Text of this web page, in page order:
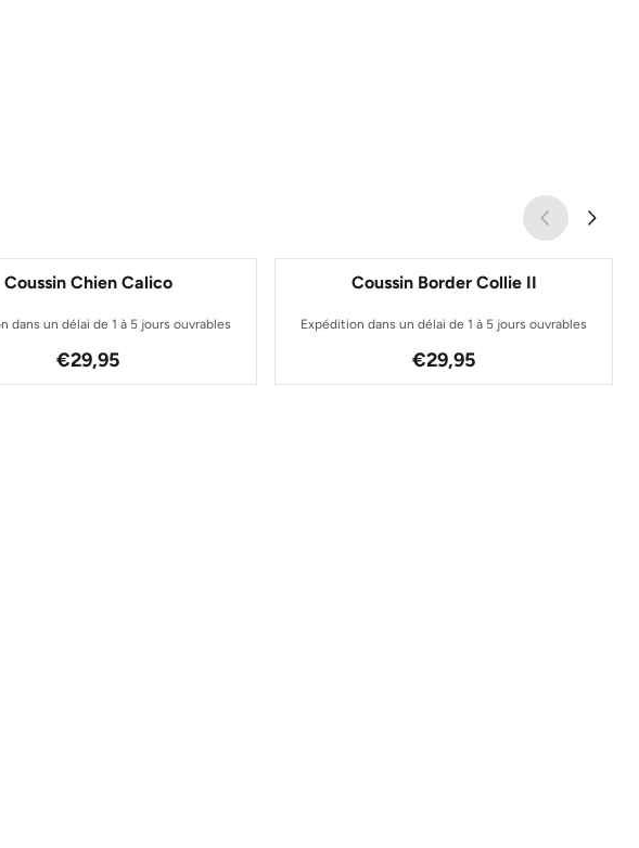
Coussin Chien Calico
dans un délai de 1 à 5 jours ouvrables
Prix: 29,95
€29,95
Coussin Border Collie II
Expédition dans un délai de 1 à 5 jours ouvrables
Prix: 29,95
€29,95